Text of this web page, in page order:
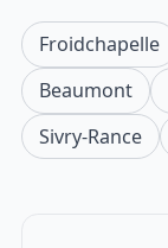
Froidchapelle
Beaumont
Sivry-Rance